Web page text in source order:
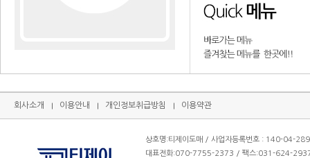
회사소개 이용안내 개인정보취급방침 이용약관
상호명:티제이도매 / 사업자등록번호 : 140-04-
대표전화:070-7755-2373 / 팩스:031-624-2937